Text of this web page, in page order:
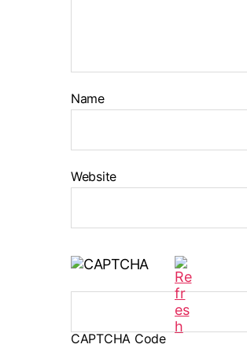
Name
Website
CAPTCHA Code